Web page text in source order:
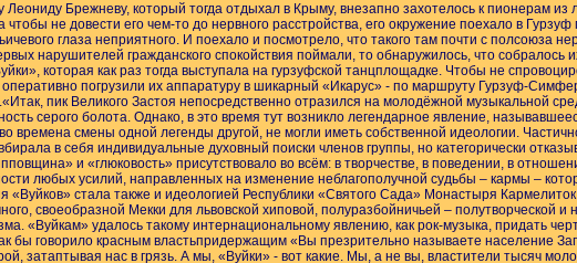
Брежневу, который тогда отдыхал в Крыму, внезапно захотелось к пионерам из
не довести его чем-то до нервного расстройства, его окружение поехало в Гурзуф
глаза неприятного. И поехало и посмотрело, что такого там почти с полсоюза
нарушителей гражданского спокойствия поймали, то обнаружилось, что собралось
которая как раз тогда выступала на гурзуфской танцплощадке. Чтобы не
погрузили их аппаратуру в шикарный «Икарус» - по маршруту Гурзуф-
пик Великого Застоя непосредственно отразился на молодёжной музыкальной
серого болота. Однако, в это время тут возникло легендарное явление,
времена смены одной легенды другой, не могли иметь собственной идеологии.
в себя индивидуальные духовный поиски членов группы, но категорически
и «глюковость» присутствовало во всём: в творчестве, в поведении, в
любых усилий, направленных на изменение неблагополучной судьбы – кармы –
«Вуйков» стала также и идеологией Республики «Святого Сада» Монастыря
своеобразной Мекки для львовской хиповой, полуразбойничьей – полутворческой
«Вуйкам» удалось такому интернациональному явлению, как рок-музыка, придать
бы говорило красным властьпридержащим «Вы презрительно называете население
затаптывая нас в грязь. А мы, «Вуйки» - вот какие. Мы, а не вы, властители тысяч